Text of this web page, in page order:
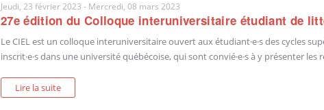
Jeudi, 23 février 2023 - Mercredi, 08 mars 2023
27e édition du Colloque interuniversitaire étudiant de
Le CIEL est un colloque interuniversitaire ouvert aux étudiant·e·s des cycles
inscrit·e·s dans une université québécoise, qui sont convié·e·s à y présenter
Lire la suite